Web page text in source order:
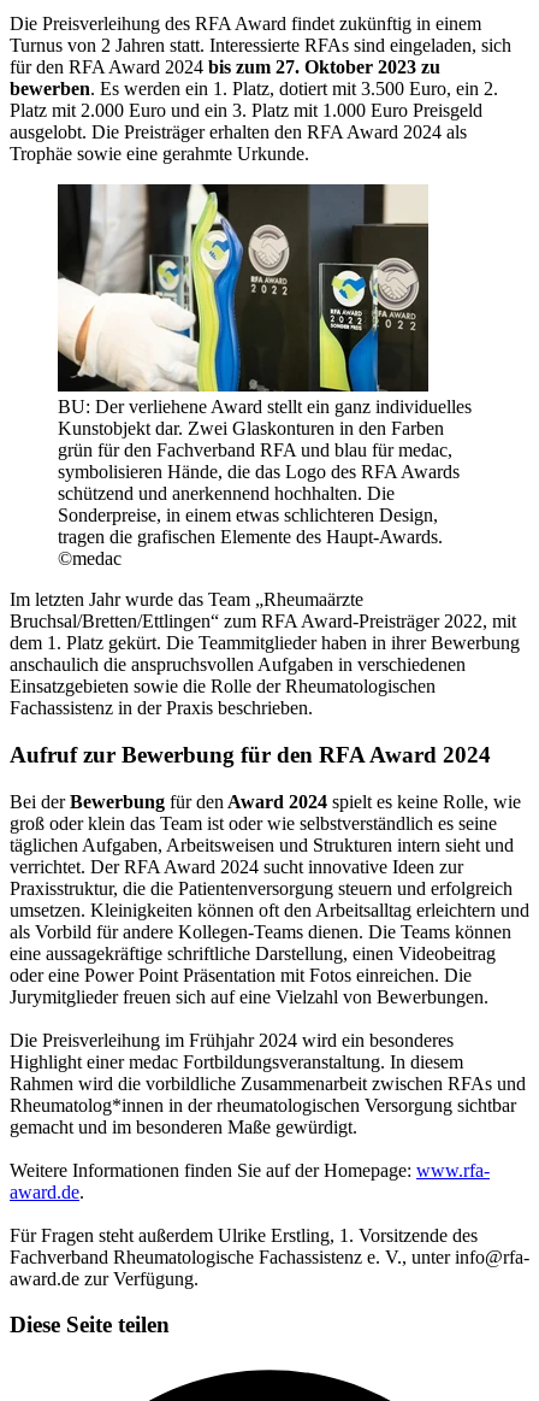
Die Preisverleihung des RFA Award findet zukünftig in einem
Turnus von 2 Jahren statt. Interessierte RFAs sind eingeladen, sich
für den RFA Award 2024 bis zum 27. Oktober 2023 zu
bewerben. Es werden ein 1. Platz, dotiert mit 3.500 Euro, ein 2.
Platz mit 2.000 Euro und ein 3. Platz mit 1.000 Euro Preisgeld
ausgelobt. Die Preisträger erhalten den RFA Award 2024 als
Trophäe sowie eine gerahmte Urkunde.
BU: Der verliehene Award stellt ein ganz individuelles
Kunstobjekt dar. Zwei Glaskonturen in den Farben
grün für den Fachverband RFA und blau für medac,
symbolisieren Hände, die das Logo des RFA Awards
schützend und anerkennend hochhalten. Die
Sonderpreise, in einem etwas schlichteren Design,
tragen die grafischen Elemente des Haupt-Awards.
©medac
Im letzten Jahr wurde das Team „Rheumaärzte
Bruchsal/Bretten/Ettlingen“ zum RFA Award-Preisträger 2022, mit
dem 1. Platz gekürt. Die Teammitglieder haben in ihrer Bewerbung
anschaulich die anspruchsvollen Aufgaben in verschiedenen
Einsatzgebieten sowie die Rolle der Rheumatologischen
Fachassistenz in der Praxis beschrieben.
Aufruf zur Bewerbung für den RFA Award 2024
Bei derBewerbung für den Award 2024 spielt es keine Rolle, wie
groß oder klein das Team ist oder wie selbstverständlich es seine
täglichen Aufgaben, Arbeitsweisen und Strukturen intern sieht und
verrichtet. Der RFA Award 2024 sucht innovative Ideen zur
Praxisstruktur, die die Patientenversorgung steuern und erfolgreich
umsetzen. Kleinigkeiten können oft den Arbeitsalltag erleichtern und
als Vorbild für andere Kollegen-Teams dienen. Die Teams können
eine aussagekräftige schriftliche Darstellung, einen Videobeitrag
oder eine Power Point Präsentation mit Fotos einreichen. Die
Jurymitglieder freuen sich auf eine Vielzahl von Bewerbungen.
Die Preisverleihung im Frühjahr 2024 wird ein besonderes
Highlight einer medac Fortbildungsveranstaltung. In diesem
Rahmen wird die vorbildliche Zusammenarbeit zwischen RFAs und
Rheumatolog*innen in der rheumatologischen Versorgung sichtbar
gemacht und im besonderen Maße gewürdigt.
Weitere Informationen finden Sie auf der Homepage: www.rfa-
award.de.
Für Fragen steht außerdem Ulrike Erstling, 1. Vorsitzende des
Fachverband Rheumatologische Fachassistenz e. V., unter info@rfa-
award.de zur Verfügung.
Diese Seite teilen